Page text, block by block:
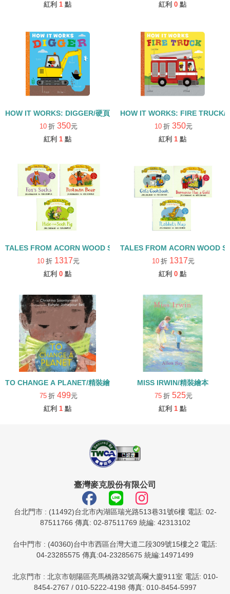
紅利 1 點
紅利 0 點
HOW IT WORKS: DIGGER/硬頁書
10 折 350元
紅利 1 點
HOW IT WORKS: FIRE TRUCK/
10 折 350元
紅利 1 點
TALES FROM ACORN WOOD STORY COLLECTION 觀察探索組/
10 折 1317元
紅利 0 點
TALES FROM ACORN WOOD
10 折 1317元
紅利 0 點
TO CHANGE A PLANET/精裝繪本
75 折 499元
紅利 1 點
MISS IRWIN/精裝繪本
75 折 525元
紅利 1 點
臺灣麥克股份有限公司
台北門市 : (11492)台北市內湖區瑞光路513巷31號6樓 電話: 02-
87511766 傳真: 02-87511769 統編: 42313102
台中門市 : (40360)台中市西區台灣大道二段309號15樓之2 電話:
04-23285575 傳真:04-23285675 統編:14971499
北京門市 : 北京市朝陽區亮馬橋路32號高斕大廈911室 電話: 010-
8454-2767 / 010-5222-4198 傳真: 010-8454-5997